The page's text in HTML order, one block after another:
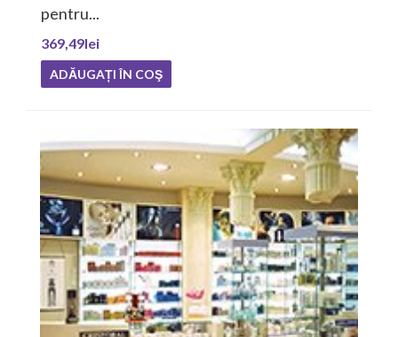
pentru...
369,49lei
ADĂUGAȚI ÎN COŞ